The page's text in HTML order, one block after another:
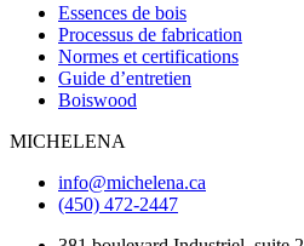
Essences de bois
Processus de fabrication
Normes et certifications
Guide d’entretien
Boiswood
MICHELENA
info@michelena.ca
(450) 472-2447